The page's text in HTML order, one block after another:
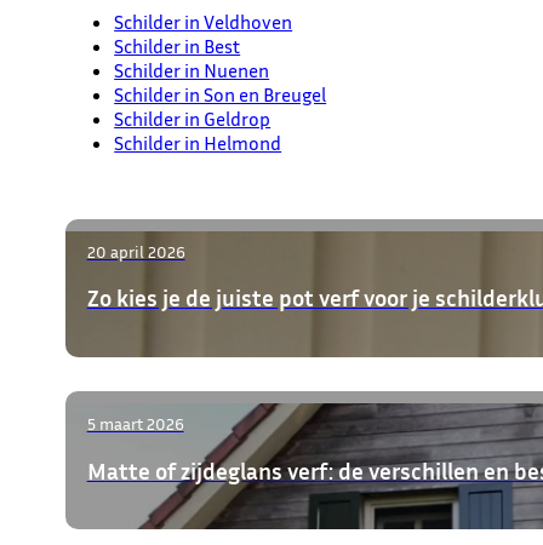
Schilder in Veldhoven
Schilder in Best
Schilder in Nuenen
Schilder in Son en Breugel
Schilder in Geldrop
Schilder in Helmond
20 april 2026
Zo kies je de juiste pot verf voor je
5 maart 2026
Matte of zijdeglans verf: de verschillen en